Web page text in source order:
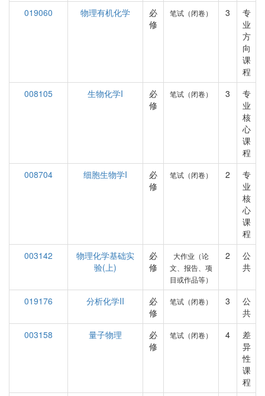
019060
物理有机化学
必
修
笔试（闭卷） 3
专
业
方
向
课
程
008105
生物化学I
必
修
笔试（闭卷） 3
专
业
核
心
课
程
008704
细胞生物学I
必
修
笔试（闭卷） 2
专
业
核
心
课
程
003142
物理化学基础实
验(上)
必
修
大作业（论
文、报告、项
目或作品等）
2
公
共
019176 分析化学II
必
修
笔试（闭卷） 3
公
共
003158
量子物理
必
修
笔试（闭卷） 4
差
异
性
课
程